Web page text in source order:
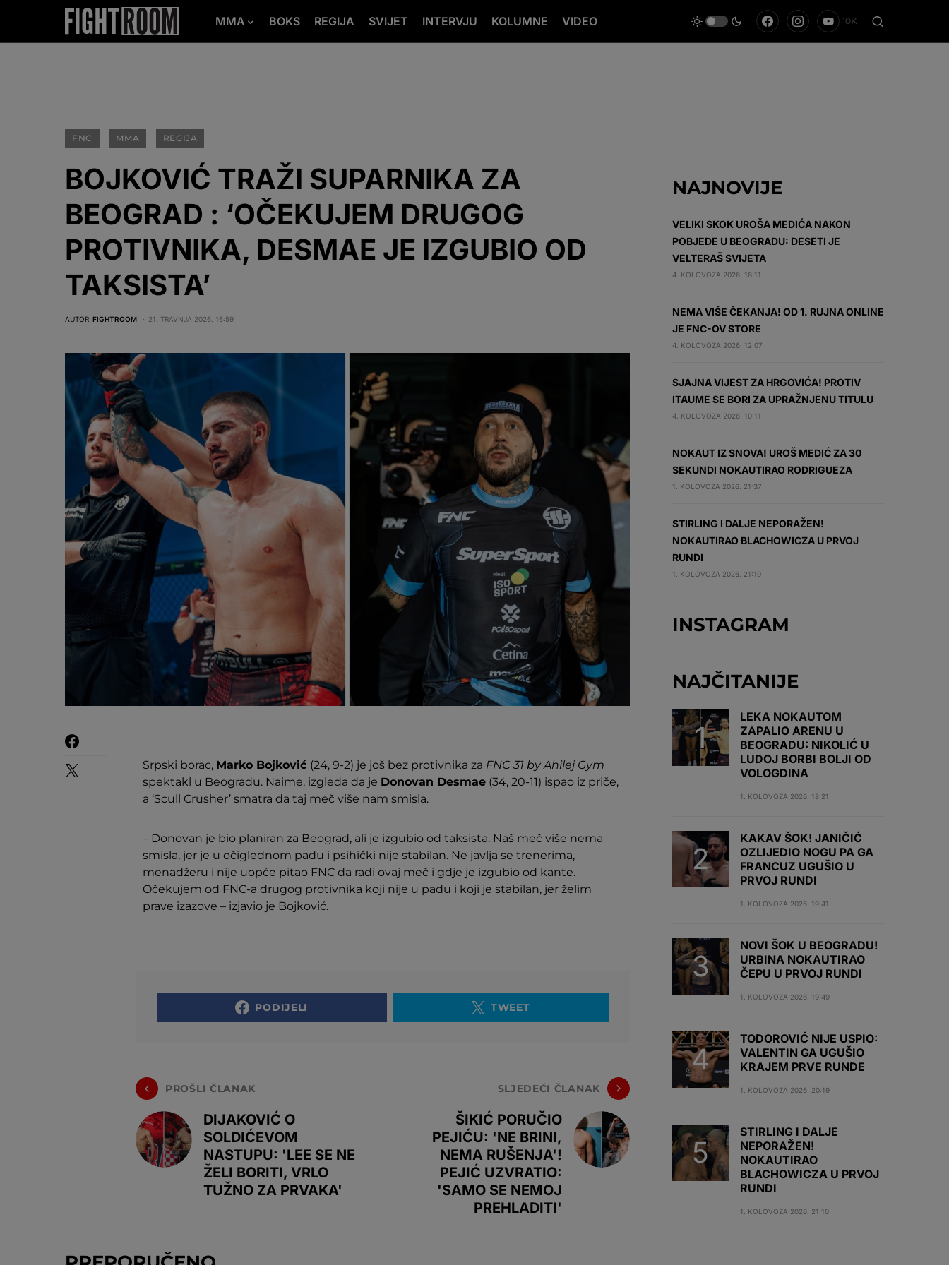
MMA BOKS REGIJA SVIJET INTERVJU KOLUMNE VIDEO 10K
FNC MMA REGIJA
BOJKOVIĆ TRAŽI SUPARNIKA ZA
BEOGRAD : ‘OČEKUJEM DRUGOG
PROTIVNIKA, DESMAE JE IZGUBIO OD
TAKSISTA’
AUTOR FIGHTROOM 21. TRAVNJA 2026. 16:59
Srpski borac, Marko Bojković (24, 9-2) je još bez protivnika za FNC 31 by Ahilej Gym
spektakl u Beogradu. Naime, izgleda da je Donovan Desmae (34, 20-11) ispao iz priče,
a ‘Scull Crusher’ smatra da taj meč više nam smisla.
– Donovan je bio planiran za Beograd, ali je izgubio od taksista. Naš meč više nema
smisla, jer je u očiglednom padu i psihički nije stabilan. Ne javlja se trenerima,
menadžeru i nije uopće pitao FNC da radi ovaj meč i gdje je izgubio od kante.
Očekujem od FNC-a drugog protivnika koji nije u padu i koji je stabilan, jer želim
prave izazove – izjavio je Bojković.
PODIJELI TWEET
PROŠLI ČLANAK
DIJAKOVIĆ O
SOLDIĆEVOM
NASTUPU: 'LEE SE NE
ŽELI BORITI, VRLO
TUŽNO ZA PRVAKA'
SLJEDEĆI ČLANAK
ŠIKIĆ PORUČIO
PEJIĆU: 'NE BRINI,
NEMA RUŠENJA'!
PEJIĆ UZVRATIO:
'SAMO SE NEMOJ
PREHLADITI'
NAJNOVIJE
VELIKI SKOK UROŠA MEDIĆA NAKON
POBJEDE U BEOGRADU: DESETI JE
VELTERAŠ SVIJETA
4. KOLOVOZA 2026. 16:11
NEMA VIŠE ČEKANJA! OD 1. RUJNA ONLINE
JE FNC-OV STORE
4. KOLOVOZA 2026. 12:07
SJAJNA VIJEST ZA HRGOVIĆA! PROTIV
ITAUME SE BORI ZA UPRAŽNJENU TITULU
4. KOLOVOZA 2026. 10:11
NOKAUT IZ SNOVA! UROŠ MEDIĆ ZA 30
SEKUNDI NOKAUTIRAO RODRIGUEZA
1. KOLOVOZA 2026. 21:37
STIRLING I DALJE NEPORAŽEN!
NOKAUTIRAO BLACHOWICZA U PRVOJ
RUNDI
1. KOLOVOZA 2026. 21:10
INSTAGRAM
NAJČITANIJE
LEKA NOKAUTOM
ZAPALIO ARENU U
BEOGRADU: NIKOLIĆ U
LUDOJ BORBI BOLJI OD
VOLOGDINA
1. KOLOVOZA 2026. 18:21
KAKAV ŠOK! JANIČIĆ
OZLIJEDIO NOGU PA GA
FRANCUZ UGUŠIO U
PRVOJ RUNDI
1. KOLOVOZA 2026. 19:41
NOVI ŠOK U BEOGRADU!
URBINA NOKAUTIRAO
ČEPU U PRVOJ RUNDI
1. KOLOVOZA 2026. 19:49
TODOROVIĆ NIJE USPIO:
VALENTIN GA UGUŠIO
KRAJEM PRVE RUNDE
1. KOLOVOZA 2026. 20:19
STIRLING I DALJE
NEPORAŽEN!
NOKAUTIRAO
BLACHOWICZA U PRVOJ
RUNDI
1. KOLOVOZA 2026. 21:10